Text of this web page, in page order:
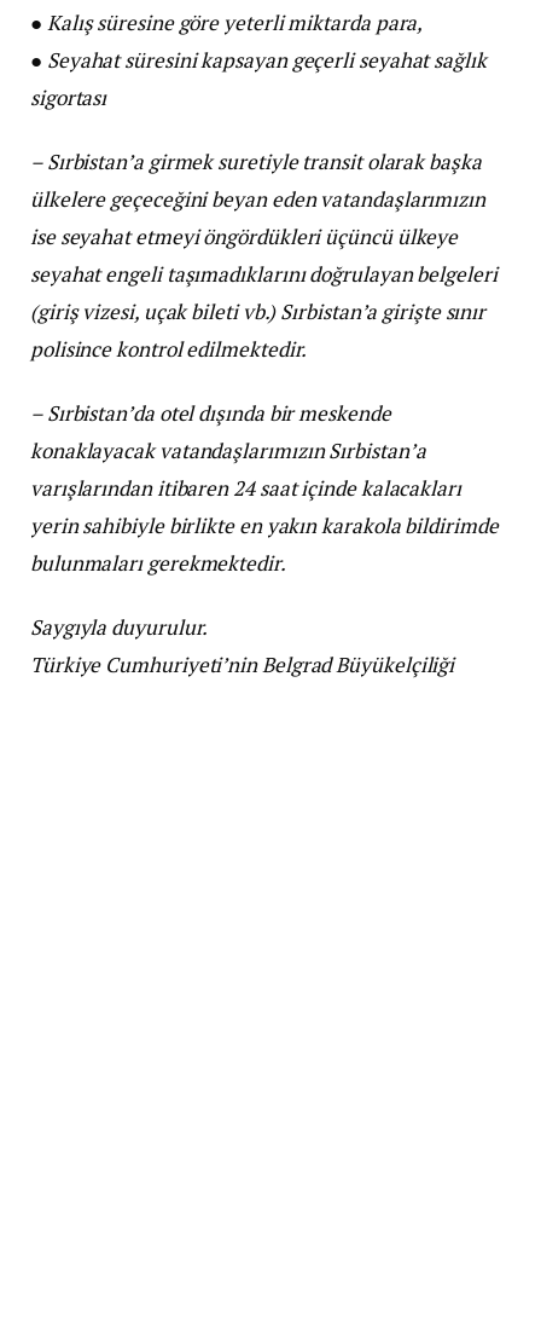
● Kalış süresine göre yeterli miktarda para,
● Seyahat süresini kapsayan geçerli seyahat sağlık
sigortası
– Sırbistan’a girmek suretiyle transit olarak başka
ülkelere geçeceğini beyan eden vatandaşlarımızın
ise seyahat etmeyi öngördükleri üçüncü ülkeye
seyahat engeli taşımadıklarını doğrulayan belgeleri
(giriş vizesi, uçak bileti vb.) Sırbistan’a girişte sınır
polisince kontrol edilmektedir.
– Sırbistan’da otel dışında bir meskende
konaklayacak vatandaşlarımızın Sırbistan’a
varışlarından itibaren 24 saat içinde kalacakları
yerin sahibiyle birlikte en yakın karakola bildirimde
bulunmaları gerekmektedir.
Saygıyla duyurulur.
Türkiye Cumhuriyeti’nin Belgrad Büyükelçiliği